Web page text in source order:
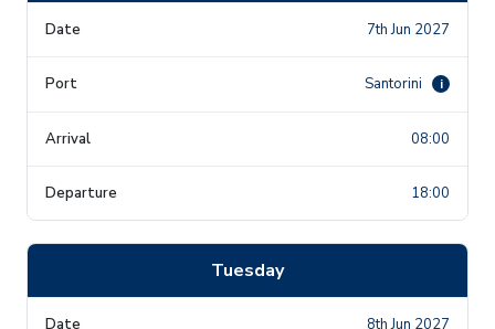
7th Jun 2027
Santorini i
08:00
18:00
Tuesday
8th Jun 2027